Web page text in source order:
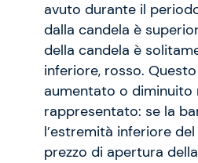
avuto durante il
dalla candela è
della candela è
inferiore, rosso.
aumentato o diminuito
rappresentato: se la
l’estremità inferiore
prezzo di apertura